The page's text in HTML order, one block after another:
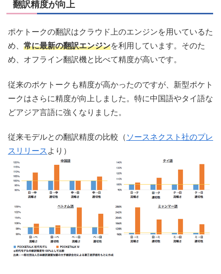
翻訳精度が向上
ポケトークの翻訳はクラウド上のエンジンを用いているた
め、 常に最新の翻訳エンジンを利用しています。そのた
め、オフライン翻訳機と比べて精度が高いです。
従来のポケトークも精度が高かったのですが、新型ポケト
ークはさらに精度が向上しました。特に中国語やタイ語な
どアジア言語に強くなりました。
従来モデルとの翻訳精度の比較（ ソースネクスト社のプレ
スリリース より）